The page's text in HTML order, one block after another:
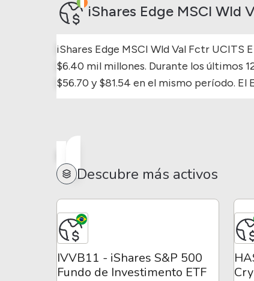
iShares Edge MSCI Wld
iShares Edge MSCI Wld Val Fctr
$6.40 mil millones. Durante los últimos
$56.70 y $81.54 en el mismo período. El
Descubre más activos
IVVB11 - iShares S&P 500
Fundo de Investimento ETF